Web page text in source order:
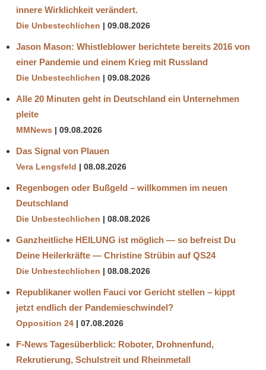
innere Wirklichkeit verändert.
Die Unbestechlichen 09.08.2026
Jason Mason: Whistleblower berichtete bereits 2016 von
einer Pandemie und einem Krieg mit Russland
Die Unbestechlichen 09.08.2026
Alle 20 Minuten geht in Deutschland ein Unternehmen
pleite
MMNews 09.08.2026
Das Signal von Plauen
Vera Lengsfeld 08.08.2026
Regenbogen oder Bußgeld – willkommen im neuen
Deutschland
Die Unbestechlichen 08.08.2026
Ganzheitliche HEILUNG ist möglich — so befreist Du
Deine Heilerkräfte — Christine Strübin auf QS24
Die Unbestechlichen 08.08.2026
Republikaner wollen Fauci vor Gericht stellen – kippt
jetzt endlich der Pandemieschwindel?
Opposition 24 07.08.2026
F-News Tagesüberblick: Roboter, Drohnenfund,
Rekrutierung, Schulstreit und Rheinmetall